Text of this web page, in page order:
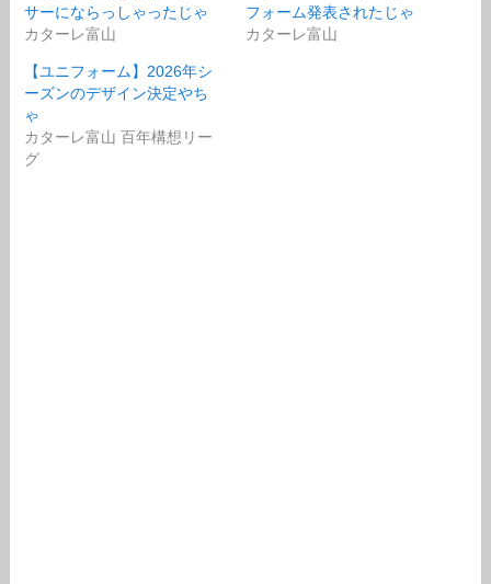
サーにならっしゃったじゃ
カターレ富山
フォーム発表されたじゃ
カターレ富山
【ユニフォーム】2026年シ
ーズンのデザイン決定やち
ゃ
カターレ富山 百年構想リー
グ